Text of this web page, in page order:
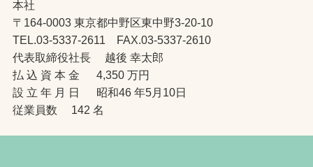
本社
〒164-0003 東京都中野区東中野3-20-10
TEL.03-5337-2611 FAX.03-5337-2610
代表取締役社長 越後 幸太郎
払 込 資 本 金 4,350 万円
設 立 年 月 日 昭和46 年5月10日
従業員数 142 名